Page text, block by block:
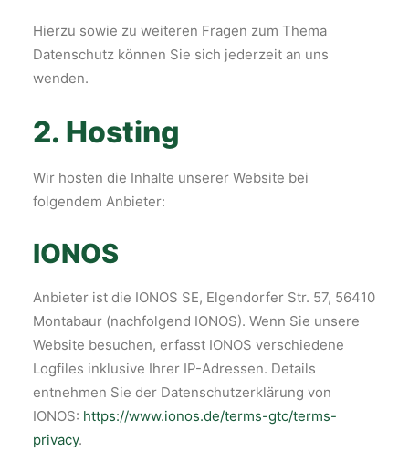
Hierzu sowie zu weiteren Fragen zum Thema
Datenschutz können Sie sich jederzeit an uns
wenden.
2. Hosting
Wir hosten die Inhalte unserer Website bei
folgendem Anbieter:
IONOS
Anbieter ist die IONOS SE, Elgendorfer Str. 57, 56410
Montabaur (nachfolgend IONOS). Wenn Sie unsere
Website besuchen, erfasst IONOS verschiedene
Logfiles inklusive Ihrer IP-Adressen. Details
entnehmen Sie der Datenschutzerklärung von
IONOS: https://www.ionos.de/terms-gtc/terms-
privacy.